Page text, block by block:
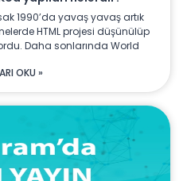
1990’da yavaş yavaş artık
HTML projesi düşünülüp
Daha sonlarında World
OKU »